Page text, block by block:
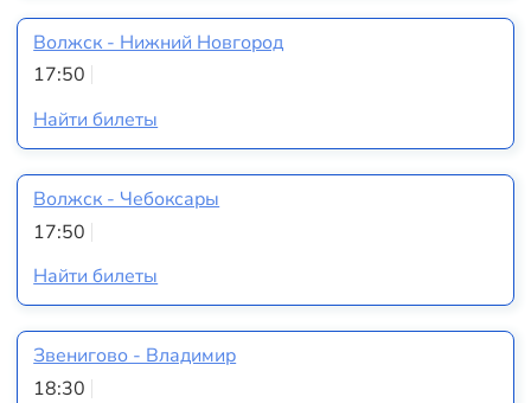
Волжск - Нижний Новгород
17:50
Найти билеты
Волжск - Чебоксары
17:50
Найти билеты
Звенигово - Владимир
18:30